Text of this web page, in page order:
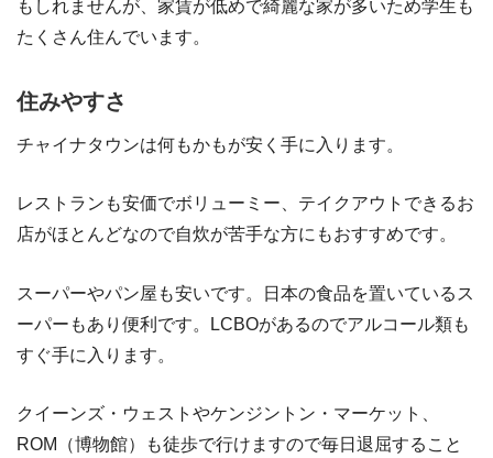
もしれませんが、家賃が低めで綺麗な家が多いため学生も
たくさん住んでいます。
住みやすさ
チャイナタウンは何もかもが安く手に入ります。
レストランも安価でボリューミー、テイクアウトできるお
店がほとんどなので自炊が苦手な方にもおすすめです。
スーパーやパン屋も安いです。日本の食品を置いているス
ーパーもあり便利です。LCBOがあるのでアルコール類も
すぐ手に入ります。
クイーンズ・ウェストやケンジントン・マーケット、
ROM（博物館）も徒歩で行けますので毎日退屈すること